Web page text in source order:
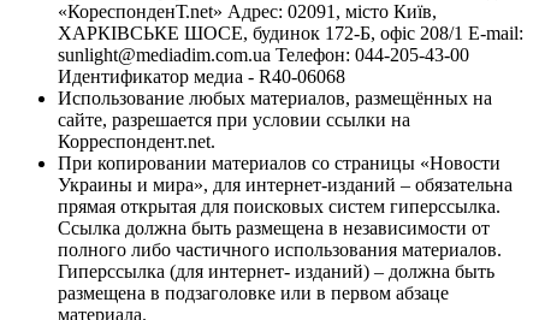
«КореспонденТ.net» Адрес: 02091, місто Київ,
ХАРКІВСЬКЕ ШОСЕ, будинок 172-Б, офіс 208/1 E-mail:
sunlight@mediadim.com.ua Телефон: 044-205-43-00
Идентификатор медиа - R40-06068
Использование любых материалов, размещённых на
сайте, разрешается при условии ссылки на
Корреспондент.net.
При копировании материалов со страницы «Новости
Украины и мира», для интернет-изданий – обязательна
прямая открытая для поисковых систем гиперссылка.
Ссылка должна быть размещена в независимости от
полного либо частичного использования материалов.
Гиперссылка (для интернет- изданий) – должна быть
размещена в подзаголовке или в первом абзаце
материала.